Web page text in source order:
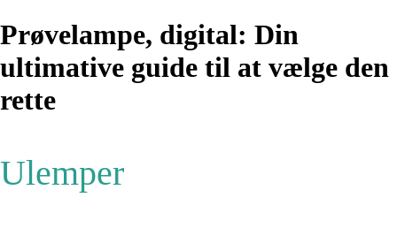
Prøvelampe, digital: Din
ultimative guide til at vælge den
rette
Ulemper